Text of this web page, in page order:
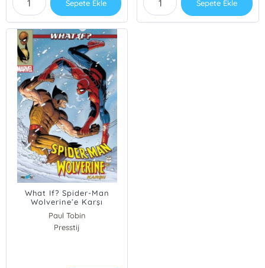
Sepete Ekle Sepete Ekle
What If? Spider-Man
Wolverine’e Karşı
Paul Tobin
Jeff Parker
Presstij